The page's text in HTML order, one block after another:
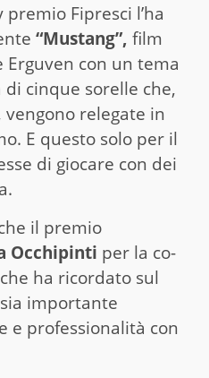
premio Fipresci l’ha
“Mustang”, film
con un tema
cinque sorelle che,
relegate in
E questo solo per il
di giocare con dei
il premio
Occhipinti per la co-
ha ricordato sul
importante
e professionalità con